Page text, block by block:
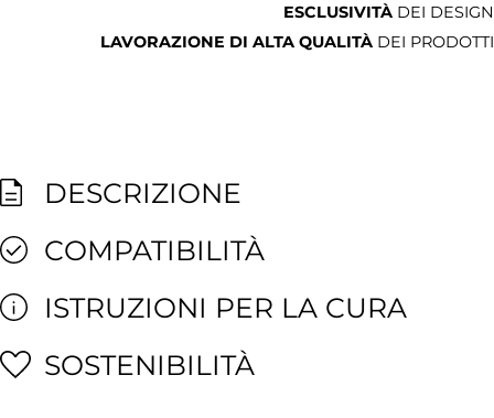
ESCLUSIVITÀ DEI DESIGN
LAVORAZIONE DI ALTA QUALITÀ DEI PRODOTTI
DESCRIZIONE
COMPATIBILITÀ
ISTRUZIONI PER LA CURA
SOSTENIBILITÀ